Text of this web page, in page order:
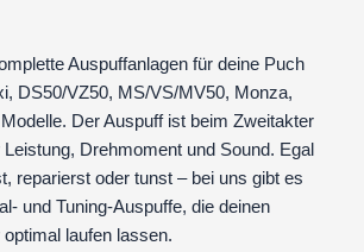
Auspuffanlagen für deine Puch
DS50/VZ50, MS/VS/MV50, Monza,
Der Auspuff ist beim Zweitakter
Drehmoment und Sound. Egal
reparierst oder tunst – bei uns gibt es
und Tuning-Auspuffe, die deinen
laufen lassen.